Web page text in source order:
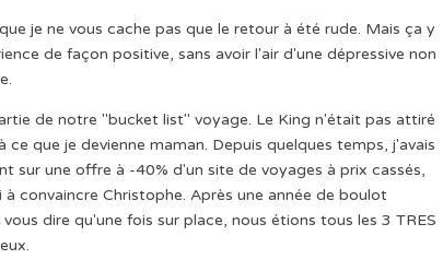
je ne vous cache pas que le retour à été rude. Mais ça y
de façon positive, sans avoir l'air d'une dépressive non
de notre "bucket list" voyage. Le King n'était pas attiré
que je devienne maman. Depuis quelques temps, j'avais
sur une offre à -40% d'un site de voyages à prix cassés,
convaincre Christophe. Après une année de boulot
dire qu'une fois sur place, nous étions tous les 3 TRES